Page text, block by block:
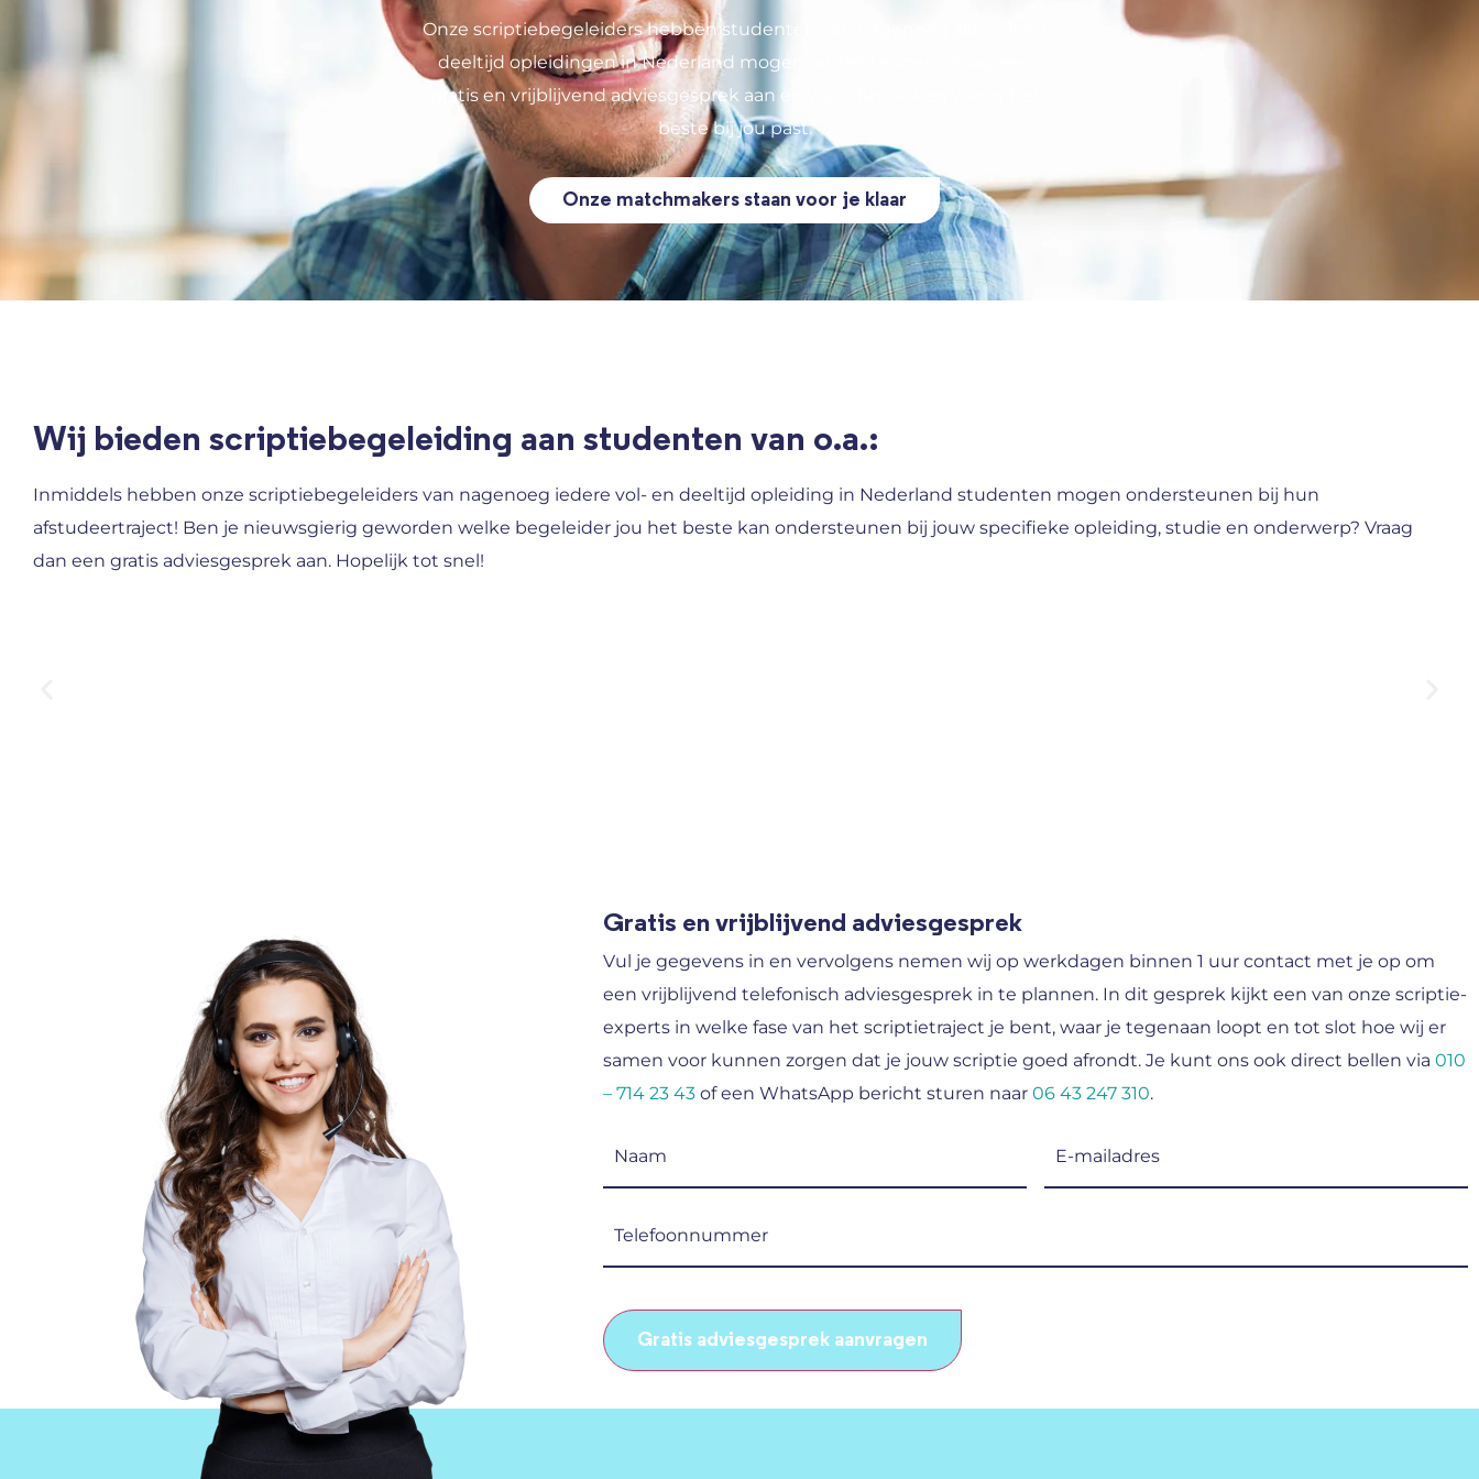
Onze scriptiebegeleiders hebben studenten van nagenoeg alle vol- en
deeltijd opleidingen in Nederland mogen ondersteunen. Vraag een
gratis en vrijblijvend adviesgesprek aan en wij zullen kijken wie er het
beste bij jou past.
Onze matchmakers staan voor je klaar
Wij bieden scriptiebegeleiding aan studenten van o.a.:
Inmiddels hebben onze scriptiebegeleiders van nagenoeg iedere vol- en deeltijd opleiding in Nederland studenten mogen ondersteunen bij hun
afstudeertraject! Ben je nieuwsgierig geworden welke begeleider jou het beste kan ondersteunen bij jouw specifieke opleiding, studie en onderwerp? Vraag
dan een gratis adviesgesprek aan. Hopelijk tot snel!
Gratis en vrijblijvend adviesgesprek
Vul je gegevens in en vervolgens nemen wij op werkdagen binnen 1 uur contact met je op om
een vrijblijvend telefonisch adviesgesprek in te plannen. In dit gesprek kijkt een van onze scriptie-
experts in welke fase van het scriptietraject je bent, waar je tegenaan loopt en tot slot hoe wij er
samen voor kunnen zorgen dat je jouw scriptie goed afrondt. Je kunt ons ook direct bellen via 010
– 714 23 43of een WhatsApp bericht sturen naar 06 43 247 310.